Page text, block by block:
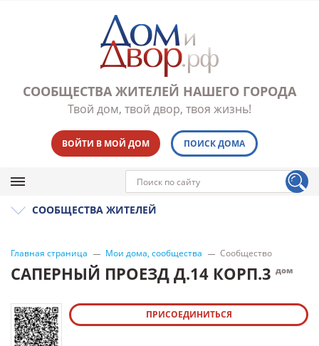
СООБЩЕСТВА ЖИТЕЛЕЙ НАШЕГО ГОРОДА
Твой дом, твой двор, твоя жизнь!
ВОЙТИ В МОЙ ДОМ ПОИСК ДОМА
СООБЩЕСТВА ЖИТЕЛЕЙ
Главная страница Мои дома, сообщества Сообщество
САПЕРНЫЙ ПРОЕЗД Д.14 КОРП.3 дом
ПРИСОЕДИНИТЬСЯ